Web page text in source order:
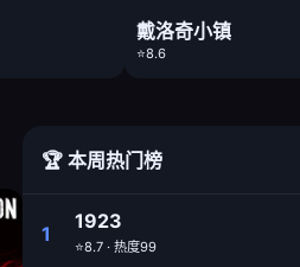
戴洛奇小镇
⭐8.6
🏆 本周热门榜
1
1923
⭐8.7 · 热度99